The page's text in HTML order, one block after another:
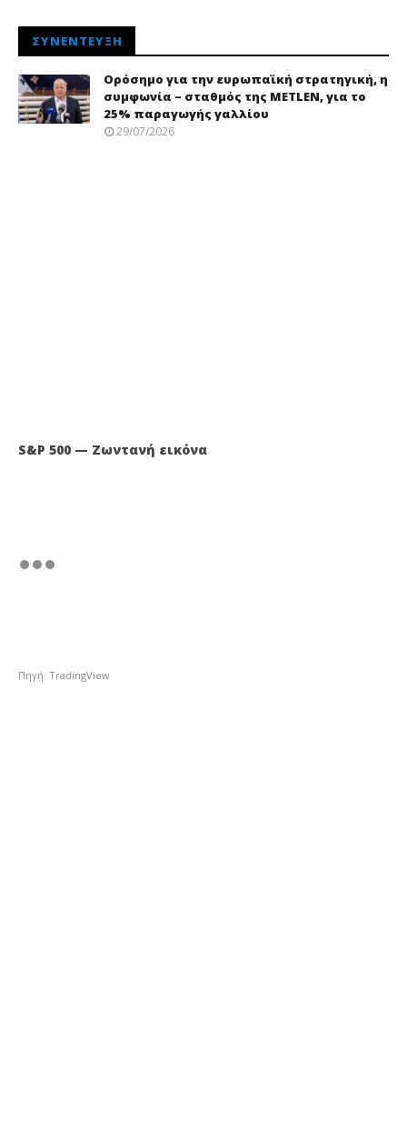
ΣΥΝΈΝΤΕΥΞΗ
Ορόσημο για την ευρωπαϊκή στρατηγική, η
συμφωνία – σταθμός της METLEN, για το
25% παραγωγής γαλλίου
29/07/2026
S&P 500 — Ζωντανή εικόνα
Πηγή: TradingView